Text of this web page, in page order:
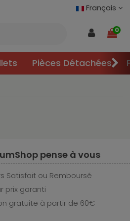
Français
0
Pièces Détachées
pense à vous
Satisfait ou Remboursé
prix garanti
gratuite à partir de 60€